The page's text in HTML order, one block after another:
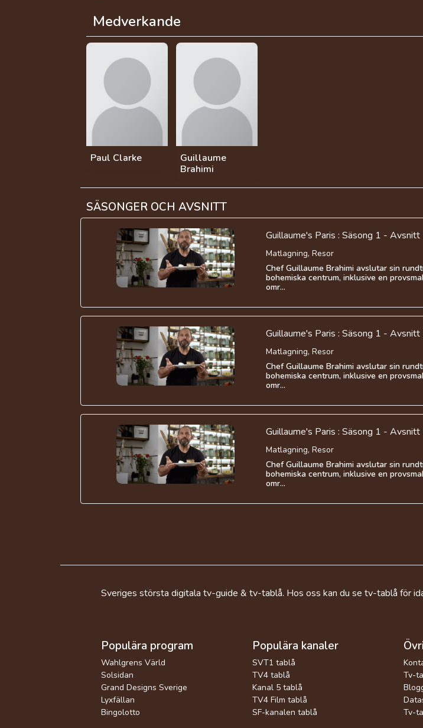
Medverkande
Paul Clarke
Guillaume
Brahimi
SÄSONGER OCH AVSNITT
Guillaume's Paris : Säsong 1 -
Matlagning, Resor
Chef Guillaume Brahimi avslutar sin
bohemiska centrum, inklusive en
omr...
Guillaume's Paris : Säsong 1 -
Matlagning, Resor
Chef Guillaume Brahimi avslutar sin
bohemiska centrum, inklusive en
omr...
Guillaume's Paris : Säsong 1 -
Matlagning, Resor
Chef Guillaume Brahimi avslutar sin
bohemiska centrum, inklusive en
omr...
Sveriges största digitala tv-guide & tv-tablå. Hos oss kan du se tv-tablå för
Populära program
Wahlgrens Värld
Solsidan
Grand Designs Sverige
Lyxfällan
Bingolotto
Populära kanaler
SVT1 tablå
TV4 tablå
Kanal 5 tablå
TV4 Film tablå
SF-kanalen tablå
Tv-
Tv-